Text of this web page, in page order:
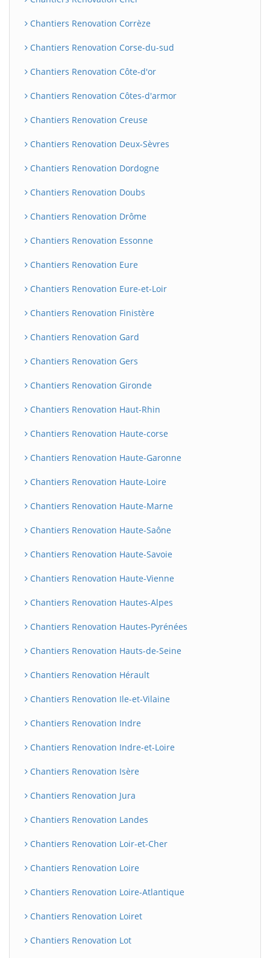
Chantiers Renovation Corrèze
Chantiers Renovation Corse-du-sud
Chantiers Renovation Côte-d'or
Chantiers Renovation Côtes-d'armor
Chantiers Renovation Creuse
Chantiers Renovation Deux-Sèvres
Chantiers Renovation Dordogne
Chantiers Renovation Doubs
Chantiers Renovation Drôme
Chantiers Renovation Essonne
Chantiers Renovation Eure
Chantiers Renovation Eure-et-Loir
Chantiers Renovation Finistère
Chantiers Renovation Gard
Chantiers Renovation Gers
Chantiers Renovation Gironde
Chantiers Renovation Haut-Rhin
Chantiers Renovation Haute-corse
Chantiers Renovation Haute-Garonne
Chantiers Renovation Haute-Loire
Chantiers Renovation Haute-Marne
Chantiers Renovation Haute-Saône
Chantiers Renovation Haute-Savoie
Chantiers Renovation Haute-Vienne
Chantiers Renovation Hautes-Alpes
Chantiers Renovation Hautes-Pyrénées
Chantiers Renovation Hauts-de-Seine
Chantiers Renovation Hérault
Chantiers Renovation Ile-et-Vilaine
Chantiers Renovation Indre
Chantiers Renovation Indre-et-Loire
Chantiers Renovation Isère
Chantiers Renovation Jura
Chantiers Renovation Landes
Chantiers Renovation Loir-et-Cher
Chantiers Renovation Loire
Chantiers Renovation Loire-Atlantique
Chantiers Renovation Loiret
Chantiers Renovation Lot